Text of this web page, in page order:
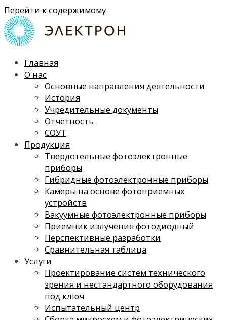
Перейти к содержимому
Главная
О нас
Основные направления деятельности
История
Учредительные документы
Отчетность
СОУТ
Продукция
Твердотельные фотоэлектронные
приборы
Гибридные фотоэлектронные приборы
Камеры на основе фотоприемных
устройств
Вакуумные фотоэлектронные приборы
Приемник излучения фотодиодный
Перспективные разработки
Сравнительная таблица
Услуги
Проектирование систем технического
зрения и нестандартного оборудования
под ключ
Испытательный центр